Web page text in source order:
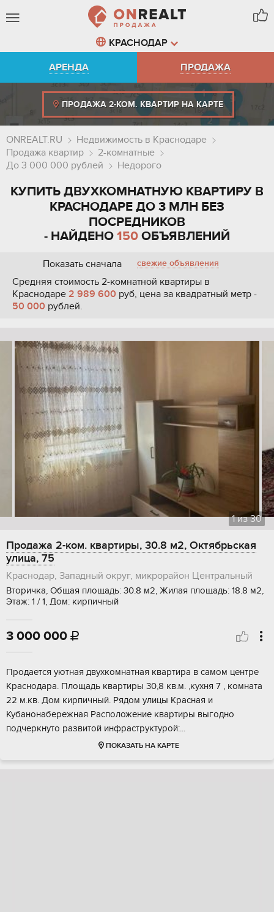
КРАСНОДАР
АРЕНДА
ПРОДАЖА
ПРОДАЖА 2-КОМ. КВАРТИР НА КАРТЕ
ONREALT.RU
Недвижимость в Краснодаре
Продажа квартир
2-комнатные
До 3 000 000 рублей
Недорого
КУПИТЬ ДВУХКОМНАТНУЮ КВАРТИРУ В
КРАСНОДАРЕ ДО 3 МЛН БЕЗ
ПОСРЕДНИКОВ
- НАЙДЕНО 150 ОБЪЯВЛЕНИЙ
Показать сначала свежие объявления
Средняя стоимость 2-комнатной квартиры в
Краснодаре 2 989 600 руб, цена за квадратный метр -
50 000 рублей.
1из30
Продажа 2-ком. квартиры, 30.8 м2, Октябрьская
улица, 75
Краснодар, Западный округ, микрорайон Центральный
Вторичка, Общая площадь: 30.8 м2, Жилая площадь: 18.8 м2,
Этаж: 1 / 1, Дом: кирпичный
3 000 000 
Продается уютная двухкомнатная квартира в самом центре
Краснодара. Площадь квартиры 30,8 кв.м. ,кухня 7 , комната
22 м.кв. Дом кирпичный. Pядoм улицы Kpaсная и
Кубанонабeрежнaя Расположение квартиры выгодно
подчеркнуто развитой инфраструктурой:...
ПОКАЗАТЬ НА КАРТЕ